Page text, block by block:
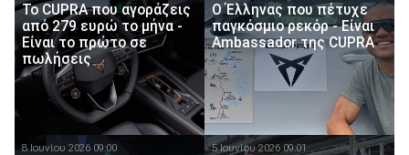
Το CUPRA που αγοράζεις
από 279 ευρώ το μήνα -
Είναι το πρώτο σε
πωλήσεις
O Έλληνας που πέτυχε
παγκόσμιο ρεκόρ - Είναι
Ambassador της CUPRA
8 Ιουνίου 2026 09:00 5 Ιουνίου 2026 09:01